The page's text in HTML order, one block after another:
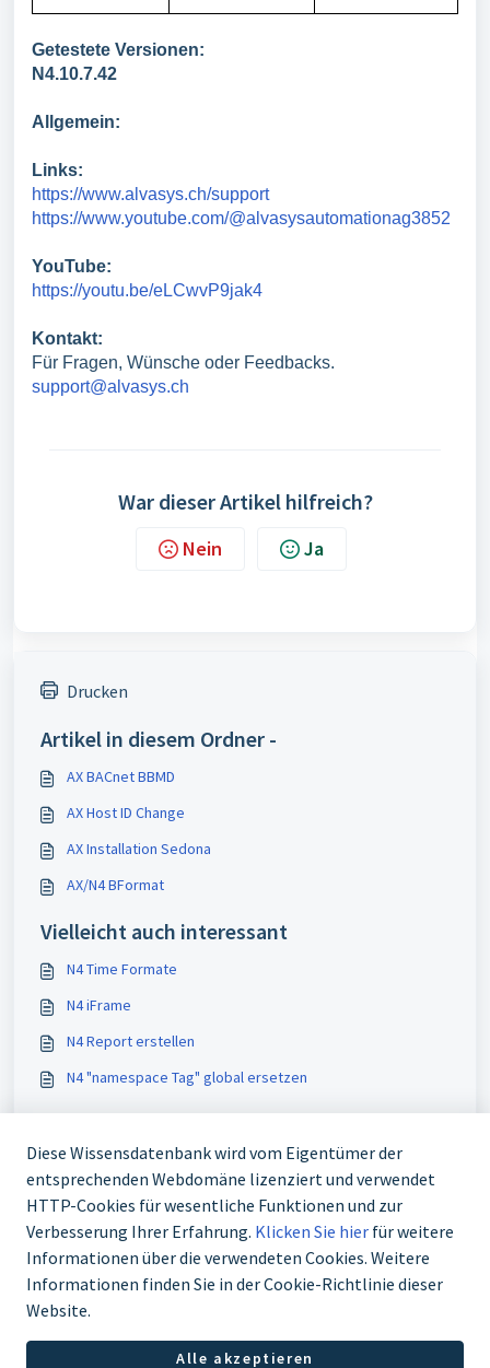
Getestete Versionen:
N4.10.7.42
Allgemein:
Links:
https://www.alvasys.ch/support
https://www.youtube.com/@alvasysautomationag3852
YouTube:
https://youtu.be/eLCwvP9jak4
Kontakt:
Für Fragen, Wünsche oder Feedbacks.
support@alvasys.ch
War dieser Artikel hilfreich?
Nein Ja
Drucken
Artikel in diesem Ordner -
AX BACnet BBMD
AX Host ID Change
AX Installation Sedona
AX/N4 BFormat
Vielleicht auch interessant
N4 Time Formate
N4 iFrame
N4 Report erstellen
N4 "namespace Tag" global ersetzen
+41 44 261 00 70 support(at)alvasys.ch
Diese Wissensdatenbank wird vom Eigentümer der
entsprechenden Webdomäne lizenziert und verwendet
HTTP-Cookies für wesentliche Funktionen und zur
Verbesserung Ihrer Erfahrung. Klicken Sie hier für weitere
Informationen über die verwendeten Cookies. Weitere
Informationen finden Sie in der Cookie-Richtlinie dieser
Website.
Alle akzeptieren